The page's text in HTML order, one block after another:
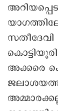
അക്കരെ